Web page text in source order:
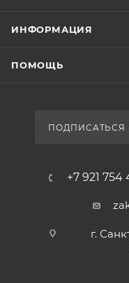
ИНФОРМАЦИЯ
ПОМОЩЬ
ПОДПИСАТЬСЯ
+7 921 754
г.